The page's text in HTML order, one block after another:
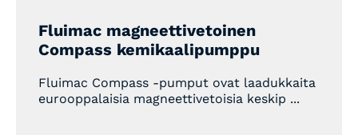
Fluimac magneettivetoinen
Compass kemikaalipumppu
Fluimac Compass -pumput ovat laadukkaita
eurooppalaisia magneettivetoisia keskip ...